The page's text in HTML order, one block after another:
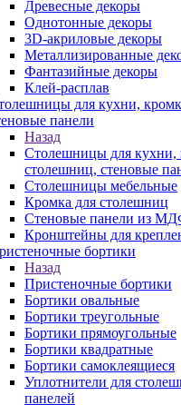
Древесные декоры
Однотонные декоры
3D-акриловые декоры
Металлизированные
Фантазийные декоры
Клей-расплав
для кухни,
панели
Назад
Столешницы для кухни,
столешниц, стеновые
Столешницы мебельные
Кромка для столешниц
Стеновые панели из
Кронштейны для
бортики
Назад
Пристеночные бортики
Бортики овальные
Бортики треугольные
Бортики прямоугольные
Бортики квадратные
Бортики самоклеящиеся
Уплотнители для
панелей